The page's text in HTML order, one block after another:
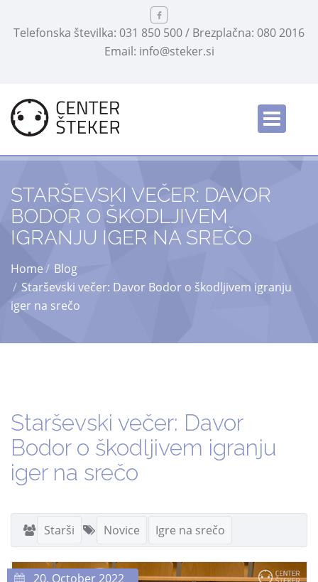
Telefonska številka: 031 850 500 / Brezplačna: 080 2016
Email: info@steker.si
STARŠEVSKI VEČER: DAVOR
BODOR O ŠKODLJIVEM
IGRANJU IGER NA SREČO
Home
Blog
Starševski večer: Davor Bodor o škodljivem igranju
iger na srečo
Starševski večer: Davor
Bodor o škodljivem igranju
iger na srečo
Starši Novice Igre na srečo
20. October 2022